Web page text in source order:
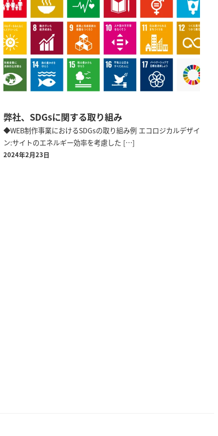
弊社、SDGsに関する取り組み
◆WEB制作事業におけるSDGsの取り組み例 エコロジカルデザイ
ン:サイトのエネルギー効率を考慮した […]
2024年2月23日